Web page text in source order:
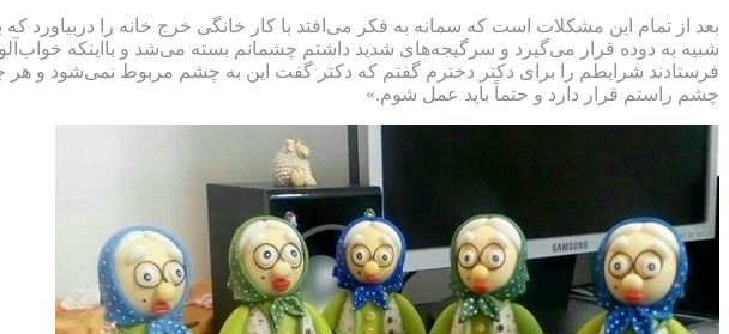
بعد از تمام این مشکلات است که سمانه به فکر می‌افتد با کار خانگی خرج خانه را
شبیه به دوده قرار می‌گیرد و سرگیجه‌های شدید داشتم چشمانم بسته می‌شد و بااینکه
فرستادند شرایطم را برای دکتر دخترم گفتم که دکتر گفت این به چشم مربوط نمی‌شود و
چشم راستم قرار دارد و حتماً باید عمل شوم.»